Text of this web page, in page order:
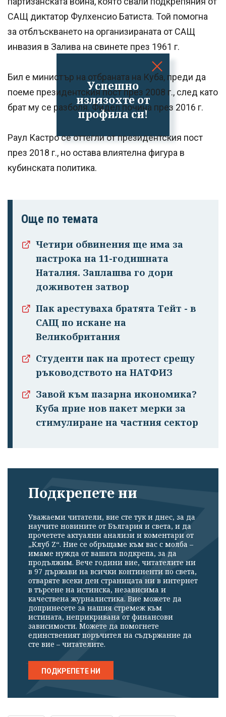
Успешно
излязохте от
профила си!
САЩ диктатор Фулхенсио Батиста. Той помогна
за отблъскването на организираната от САЩ
инвазия в Залива на свинете през 1961 г.
Бил е министър на отбраната на Куба, преди да
поеме президентския пост през 2008 г., след като
брат му се разболя. Фидел почина през 2016 г.
Раул Кастро се оттегли от президентския пост
през 2018 г., но остава влиятелна фигура в
кубинската политика.
Още по темата
Четири обвинения ще има за
пастрока на 11-годишната
Наталия. Заплашва го дори
доживотен затвор
Пак арестуваха братята Тейт - в
САЩ по искане на
Великобритания
Студенти пак на протест срещу
ръководството на НАТФИЗ
Завой към пазарна икономика?
Куба прие нов пакет мерки за
стимулиране на частния сектор
Подкрепете ни
Уважаеми читатели, вие сте тук и днес, за да
научите новините от България и света, и да
прочетете актуални анализи и коментари от
„Клуб Z“. Ние се обръщаме към вас с молба –
имаме нужда от вашата подкрепа, за да
продължим. Вече години вие, читателите ни
в 97 държави на всички континенти по света,
отваряте всеки ден страницата ни в интернет
в търсене на истинска, независима и
качествена журналистика. Вие можете да
допринесете за нашия стремеж към
истината, неприкривана от финансови
зависимости. Можете да помогнете
единственият поръчител на съдържание да
сте вие – читателите.
ПОДКРЕПЕТЕ НИ